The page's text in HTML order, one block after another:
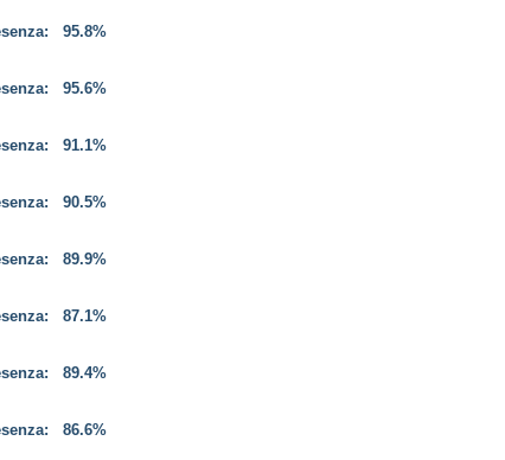
95.8%
95.6%
91.1%
90.5%
89.9%
87.1%
89.4%
86.6%